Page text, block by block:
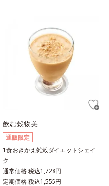
飲む穀物美
通販限定
1食おきかえ雑穀ダイエットシェイ
ク
通常価格 税込1,728円
定期価格 税込1,555円